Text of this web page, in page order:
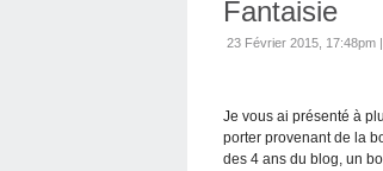
Fantaisie
23 Février 2015, 17:48pm |
Je vous ai présenté à
porter provenant de la
des 4 ans du blog, un